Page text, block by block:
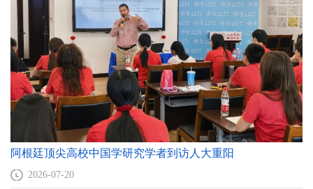
阿根廷顶尖高校中国学研究学者到访人大重阳
2026-07-20